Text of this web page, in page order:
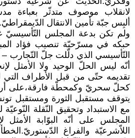
لانقلاب موصوف متدثّر بعباءة
ألبِس جبّة تأمين الانتقال الدّيمقراطيّ.
ولم تكن بدعة المجلس التّأسيسيّ
حبكه في مسرّحيّة تنصيب فؤاد
التّأسيسي الذي دلّلت جلّ التّجارب –
أنّه ليس الحلّ الوحيد ولا الأمثل
تقديمه حتّى من قبل الأطراف التي
كحلّ سحريّ وكمحطّة فارقة،على
يتوقف مستقبل الثورة ومستقبل
مع الاستبداد وتحقيق النّقلة
المجلس على أنّه البوّابة
اللاّشرعيّة والفراغ